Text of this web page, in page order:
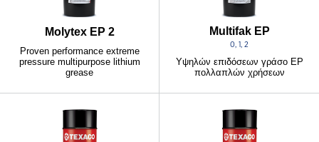
Molytex EP 2
Proven performance extreme
pressure multipurpose lithium
grease
Multifak EP
0, 1, 2
Υψηλών επιδόσεων γράσο EP
πολλαπλών χρήσεων